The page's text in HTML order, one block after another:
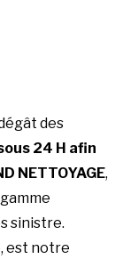
des
24 H afin
NETTOYAGE,
sinistre.
est notre